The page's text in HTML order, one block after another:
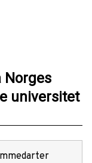
Norges
universitet